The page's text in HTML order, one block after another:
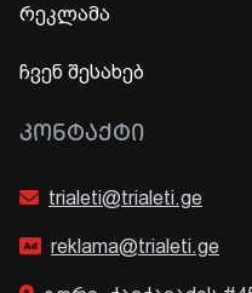
რეკლამა
ჩვენ შესახებ
ᲙᲝᲜᲢᲐᲥᲢᲘ
trialeti@trialeti.ge
reklama@trialeti.ge